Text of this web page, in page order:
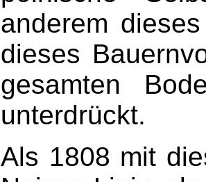
anderem
dieses
gesamten
unterdrückt.
Als 1808 mit